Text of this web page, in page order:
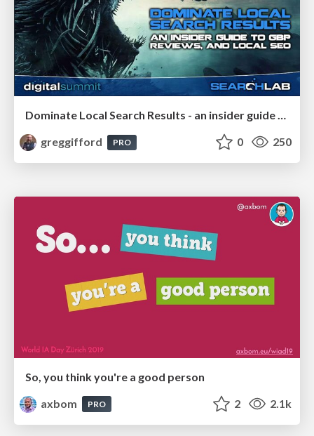
Dominate Local Search Results - an insider guide to GBP, reviews, and Local SEO
greggifford
PRO 0 250
So, you think you're a good person
axbom
PRO 2 2.1k